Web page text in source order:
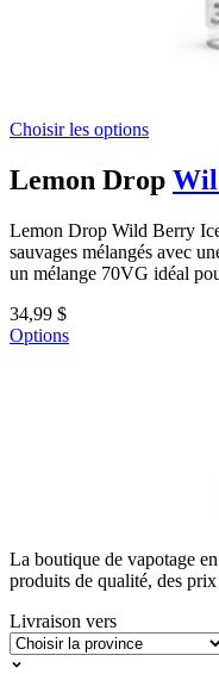
Choisir les options
Lemon Drop
Lemon Drop Wild Berry
sauvages mélangés avec
un mélange 70VG idéal
34,99 $
Options
La boutique de vapotage
produits de qualité, des
Livraison vers